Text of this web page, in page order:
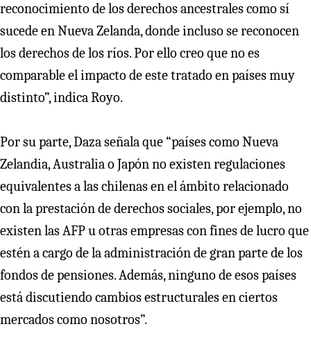
reconocimiento de los derechos ancestrales como sí
sucede en Nueva Zelanda, donde incluso se reconocen
los derechos de los ríos. Por ello creo que no es
comparable el impacto de este tratado en países muy
distinto”, indica Royo.
Por su parte, Daza señala que “países como Nueva
Zelandia, Australia o Japón no existen regulaciones
equivalentes a las chilenas en el ámbito relacionado
con la prestación de derechos sociales, por ejemplo, no
existen las AFP u otras empresas con fines de lucro que
estén a cargo de la administración de gran parte de los
fondos de pensiones. Además, ninguno de esos países
está discutiendo cambios estructurales en ciertos
mercados como nosotros”.